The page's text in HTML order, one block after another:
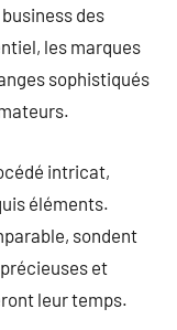
des
les marques
sophistiqués
intricat,
éléments.
sondent
et
leur temps.